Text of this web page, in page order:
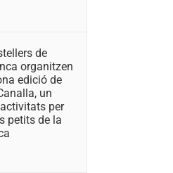
de
organitzen
edició de
un
per
petits de la